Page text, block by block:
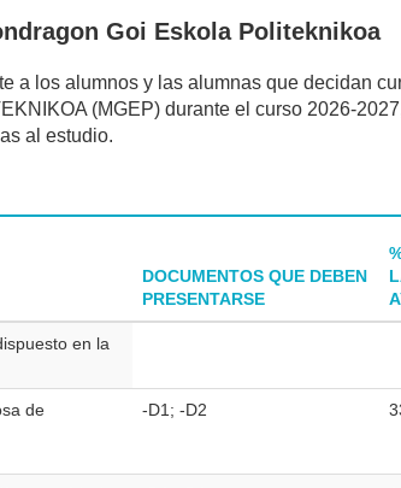
Goi Eskola Politeknikoa
a los alumnos y las alumnas que decidan
(MGEP) durante el curso 2026-
al estudio.
DOCUMENTOS QUE DEBEN
PRESENTARSE
en la
de
-D1; -D2